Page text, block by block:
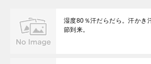
湿度80％汗だらだら。汗かき
節到来。